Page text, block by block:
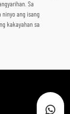
Sa
ang isang
kakayahan sa